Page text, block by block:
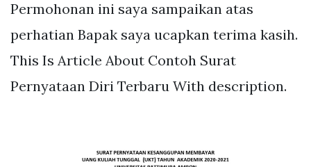
Permohonan ini saya sampaikan atas
perhatian Bapak saya ucapkan terima kasih.
This Is Article About Contoh Surat
Pernyataan Diri Terbaru With description.